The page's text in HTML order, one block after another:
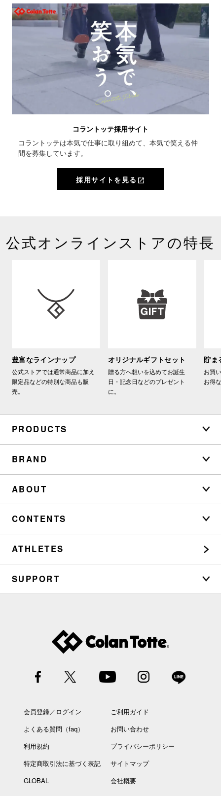
open_in_new
コラントッテ採用サイト
コラントッテは本気で仕事に取り組めて、本気で笑える仲
間を募集しています。
採用サイトを見る open_in_new
公式オンラインストアの特長
豊富なラインナップ
公式ストアでは通常商品に加え
限定品などの特別な商品も販
売。
オリジナルギフトセット
贈る方へ想いを込めてお誕生
日・記念日などのプレゼント
に。
貯ま
お買
お得
PRODUCTS
BRAND
ABOUT
CONTENTS
ATHLETES
SUPPORT
会員登録／ログイン
ご利用ガイド
よくある質問（faq）
お問い合わせ
利用規約
プライバシーポリシー
特定商取引法に基づく表記
サイトマップ
GLOBAL
会社概要